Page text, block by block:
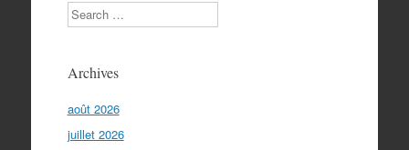
Search
Archives
août 2026
juillet 2026